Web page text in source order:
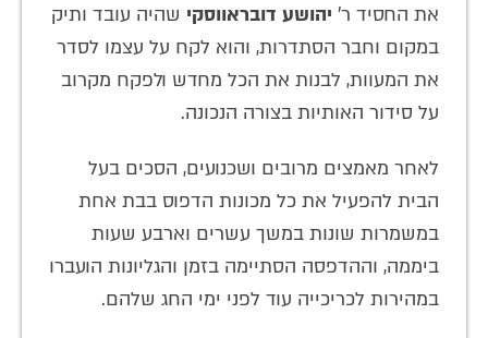
את החסיד ר' יהושע דובראווסקי שהיה עובד ותיק
במקום וחבר הסתדרות, והוא לקח על עצמו לסדר
את המעוות, לבנות את הכל מחדש ולפקח מקרוב
על סידור האותיות בצורה הנכונה.
לאחר מאמצים מרובים ושכנועים, הסכים בעל
הבית להפעיל את כל מכונות הדפוס בבת אחת
במשמרות שונות במשך עשרים וארבע שעות
ביממה, וההדפסה הסתיימה בזמן והגליונות הועברו
במהירות לכריכייה עוד לפני ימי החג שלהם.